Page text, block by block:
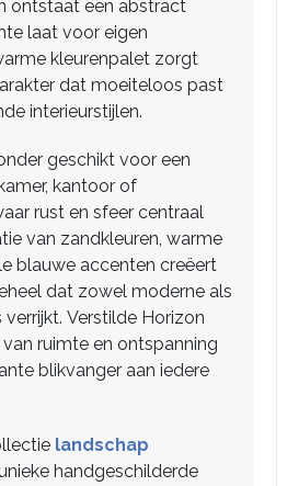
ontstaat een abstract
laat voor eigen
kleurenpalet zorgt
dat moeiteloos past
interieurstijlen.
geschikt voor een
kantoor of
rust en sfeer centraal
van zandkleuren, warme
blauwe accenten creëert
dat zowel moderne als
verrijkt. Verstilde Horizon
ruimte en ontspanning
blikvanger aan iedere
landschap
handgeschilderde